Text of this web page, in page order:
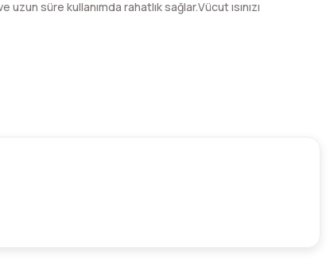
süre kullanımda rahatlık sağlar.Vücut ısınızı